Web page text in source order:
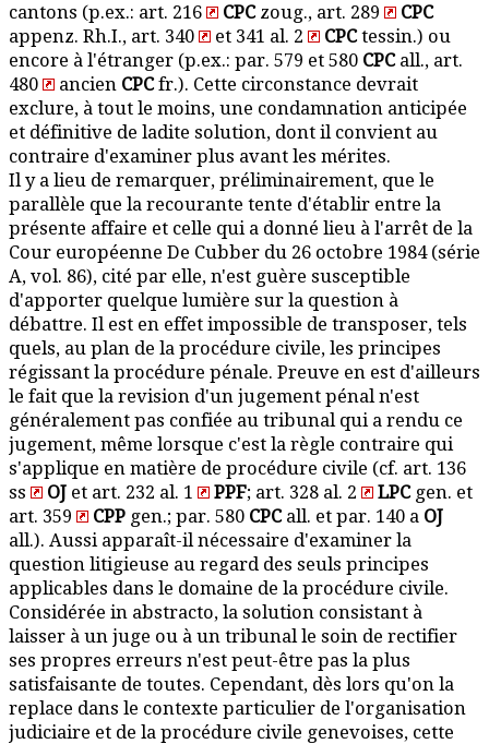
cantons (p.ex.: art. 216
CPCzoug., art. 289
CPC
appenz. Rh.I., art. 340
et 341 al. 2 CPCtessin.) ou
encore à l'étranger (p.ex.: par. 579 et 580 CPCall., art.
480
ancien CPCfr.). Cette circonstance devrait
exclure, à tout le moins, une condamnation anticipée
et définitive de ladite solution, dont il convient au
contraire d'examiner plus avant les mérites.
Il y a lieu de remarquer, préliminairement, que le
parallèle que la recourante tente d'établir entre la
présente affaire et celle qui a donné lieu à l'arrêt de la
Cour européenne De Cubber du 26 octobre 1984 (série
A, vol. 86), cité par elle, n'est guère susceptible
d'apporter quelque lumière sur la question à
débattre. Il est en effet impossible de transposer, tels
quels, au plan de la procédure civile, les principes
régissant la procédure pénale. Preuve en est d'ailleurs
le fait que la revision d'un jugement pénal n'est
généralement pas confiée au tribunal qui a rendu ce
jugement, même lorsque c'est la règle contraire qui
s'applique en matière de procédure civile (cf. art. 136
ss
OJ et art. 232 al. 1 PPF; art. 328 al. 2 LPCgen. et
art. 359
CPP gen.; par. 580 CPCall. et par. 140 a OJ
all.). Aussi apparaît-il nécessaire d'examiner la
question litigieuse au regard des seuls principes
applicables dans le domaine de la procédure civile.
Considérée in abstracto, la solution consistant à
laisser à un juge ou à un tribunal le soin de rectifier
ses propres erreurs n'est peut-être pas la plus
satisfaisante de toutes. Cependant, dès lors qu'on la
replace dans le contexte particulier de l'organisation
judiciaire et de la procédure civile genevoises, cette